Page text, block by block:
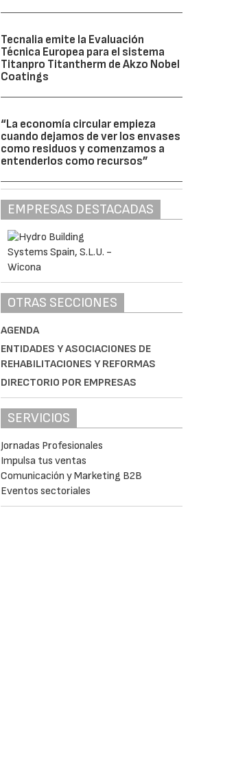
Tecnalia emite la Evaluación
Técnica Europea para el sistema
Titanpro Titantherm de Akzo Nobel
Coatings
“La economía circular empieza
cuando dejamos de ver los envases
como residuos y comenzamos a
entenderlos como recursos”
EMPRESAS DESTACADAS
OTRAS SECCIONES
AGENDA
ENTIDADES Y ASOCIACIONES DE
REHABILITACIONES Y REFORMAS
DIRECTORIO POR EMPRESAS
SERVICIOS
Jornadas Profesionales
Impulsa tus ventas
Comunicación y Marketing B2B
Eventos sectoriales